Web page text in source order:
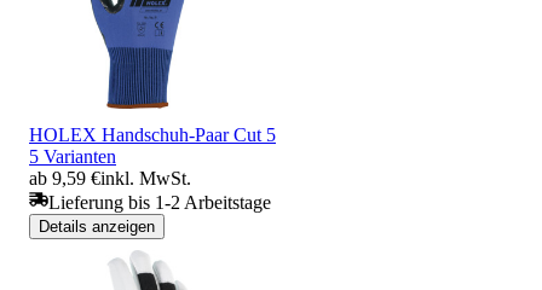
HOLEX Handschuh-Paar Cut 5
5 Varianten
ab 9,59 €inkl. MwSt.
Lieferung bis 1-2 Arbeitstage
Details anzeigen